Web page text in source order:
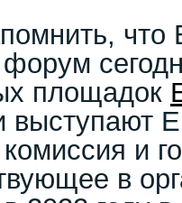
что
площадок
выступают
и
в